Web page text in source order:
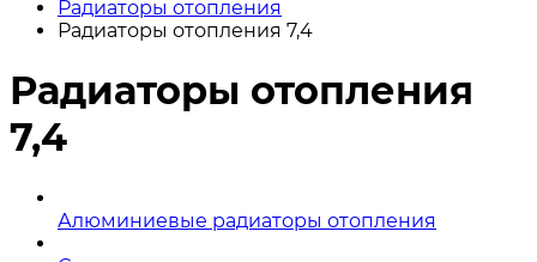
Радиаторы отопления
Радиаторы отопления 7,4
Радиаторы отопления
7,4
Алюминиевые радиаторы отопления